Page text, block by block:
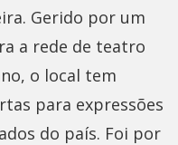
Gerido por um
a rede de teatro
o local tem
para expressões
do país. Foi por